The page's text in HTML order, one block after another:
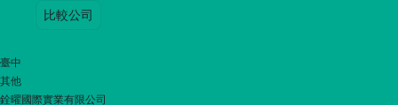
比較公司
臺中
其他
銓曜國際實業有限公司